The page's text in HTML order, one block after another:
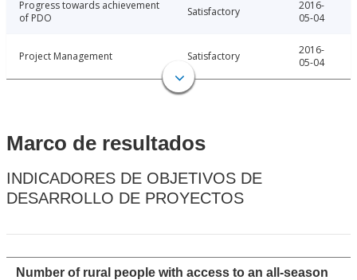
Progress towards achievement
of PDO
Satisfactory
2016-
05-04
Project Management Satisfactory
2016-
05-04
Marco de resultados
INDICADORES DE OBJETIVOS DE
DESARROLLO DE PROYECTOS
Number of rural people with access to an all-season